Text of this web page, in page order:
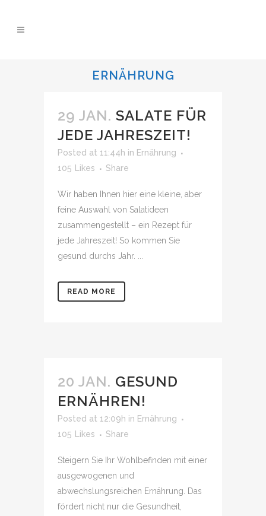
ERNÄHRUNG
29 JAN. SALATE FÜR
JEDE JAHRESZEIT!
Posted at 11:44h in Ernährung
105
Likes Share
Wir haben Ihnen hier eine kleine, aber
feine Auswahl von Salatideen
zusammengestellt – ein Rezept für
jede Jahreszeit! So kommen Sie
gesund durchs Jahr. ...
READ MORE
20 JAN. GESUND
ERNÄHREN!
Posted at 12:09h in Ernährung
105
Likes Share
Steigern Sie Ihr Wohlbefinden mit einer
ausgewogenen und
abwechslungsreichen Ernährung. Das
fördert nicht nur die Gesundheit,